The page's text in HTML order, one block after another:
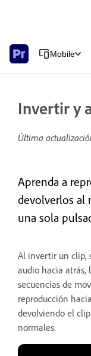
Mobile
Invertir y
Última
Aprenda a
devolverlos al
una sola
Al invertir un clip,
audio hacia atrás,
secuencias de
reproducción
devolviendo el
normales.